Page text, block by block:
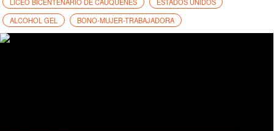
ALCOHOL GEL
BONO-MUJER-TRABAJADORA